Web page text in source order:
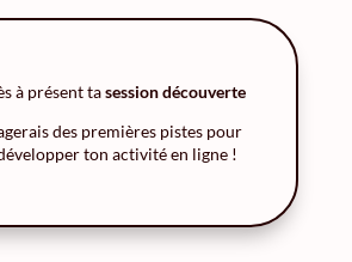
à présent tasession découverte
des premières pistes pour
ton activité en ligne !